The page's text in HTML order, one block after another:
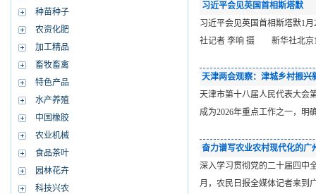
种苗种子
农资化肥
加工精品
畜牧畜禽
特色产品
水产养殖
中国橡胶
农业机械
食品茶叶
园林花卉
科技兴农
习近平会见英国首相斯塔默
习近平会见英国首相斯塔默1
社记者 李响 摄 新华社北京1
天津两会观察：津城乡村振兴
天津市第十八届人民代表大会
成为2026年重点工作之一，明
奋力谱写农业农村现代化的
深入学习贯彻党的二十届四中
月，农民日报全媒体记者来到